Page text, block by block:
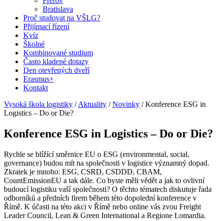
Bratislava
Proč studovat na VŠLG?
Přijímací řízení
Kvíz
Školné
Kombinované studium
Často kladené dotazy
Den otevřených dveří
Erasmus+
Kontakt
Vysoká škola logistiky /Aktuality /Novinky /Konference ESG in
Logistics – Do or Die?
Konference ESG in Logistics – Do or Die?
Rychle se blížící směrnice EU o ESG (environmental, social,
governance) budou mít na společnosti v logistice významný dopad.
Zkratek je mnoho: ESG, CSRD, CSDDD, CBAM,
CountEmissionEU a tak dále. Co byste měli vědět a jak to ovlivní
budoucí logistiku vaší společnosti? O těchto tématech diskutuje řada
odborníků a předních firem během této dopolední konference v
Římě. K účasti na této akci v Římě nebo online vás zvou Freight
Leader Council, Lean & Green International a Regione Lomardia.